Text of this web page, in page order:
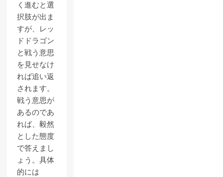
く進むと選
択肢が出ま
すが、レッ
ドドラゴン
と戦う意思
を見せなけ
れば追い返
されます。
戦う意思が
あるのであ
れば、毅然
とした態度
で答えまし
ょう。具体
的には